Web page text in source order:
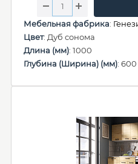
Мебельная фабрика:
Цвет: Дуб сонома
Длина (мм): 1000
Глубина (Ширина) (мм): 600